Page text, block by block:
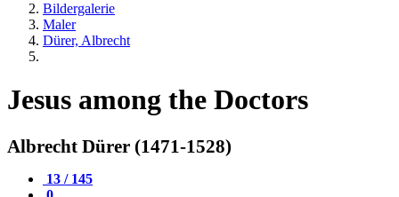
Bildergalerie
Maler
Dürer, Albrecht
Jesus among the Doctors
Albrecht Dürer (1471-1528)
13 / 145